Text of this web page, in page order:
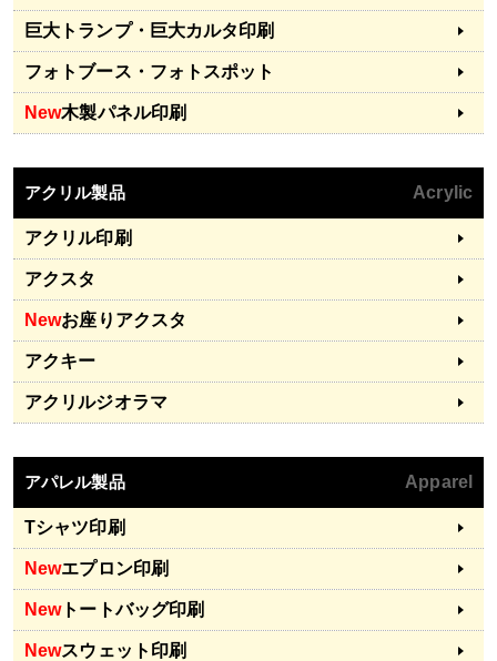
巨大トランプ・巨大カルタ印刷
フォトブース・フォトスポット
New木製パネル印刷
アクリル製品 Acrylic
アクリル印刷
アクスタ
Newお座りアクスタ
アクキー
アクリルジオラマ
アパレル製品 Apparel
Tシャツ印刷
Newエプロン印刷
Newトートバッグ印刷
Newスウェット印刷